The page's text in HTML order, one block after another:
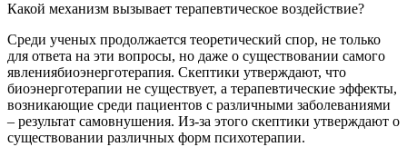
Какой механизм вызывает терапевтическое воздействие?
Среди ученых продолжается теоретический спор, не только
для ответа на эти вопросы, но даже о существовании самого
явлениябиоэнерготерапия. Скептики утверждают, что
биоэнерготерапии не существует, а терапевтические эффекты,
возникающие среди пациентов с различными заболеваниями
– результат самовнушения. Из-за этого скептики утверждают о
существовании различных форм психотерапии.